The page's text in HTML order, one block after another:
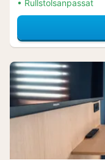
Rullstolsanpassat